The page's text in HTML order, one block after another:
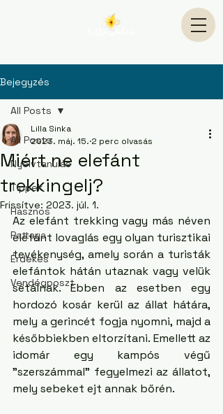
Bejegyzés
All Posts
Nyelvtanulás
Tippek
Hasznos
Pattaya
Érdekes
Vendégposzt
All Posts
Miért ne elefánt
trekkingelj?
Lilla Sinka
2023. máj. 15. 2 perc olvasás
Frissítve: 2023. júl. 1.
Az elefánt trekking vagy más néven
elefánt lovaglás egy olyan turisztikai
tevékenység, amely során a turisták
elefántok hátán utaznak vagy velük
sétálnak. Ebben az esetben egy
hordozó kosár kerül az állat hátára,
mely a gerincét fogja nyomni, majd a
későbbiekben eltorzítani. Emellett az
idomár egy kampós végű
"szerszámmal" fegyelmezi az állatot,
mely sebeket ejt annak bőrén.